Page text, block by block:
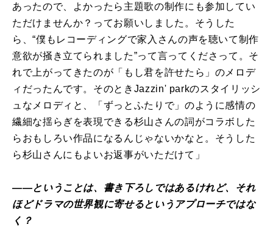
あったので、よかったら主題歌の制作にも参加してい
ただけませんか？ってお願いしました。そうした
ら、“僕もレコーディングで家入さんの声を聴いて制作
意欲が掻き立てられました”って言ってくださって。そ
れで上がってきたのが「もし君を許せたら」のメロデ
ィだったんです。そのときJazzin' parkのスタイリッシ
ュなメロディと、「ずっとふたりで」のように感情の
繊細な揺らぎを表現できる杉山さんの詞がコラボした
らおもしろい作品になるんじゃないかなと。そうした
ら杉山さんにもよいお返事がいただけて」
――ということは、書き下ろしではあるけれど、それ
ほどドラマの世界観に寄せるというアプローチではな
く？